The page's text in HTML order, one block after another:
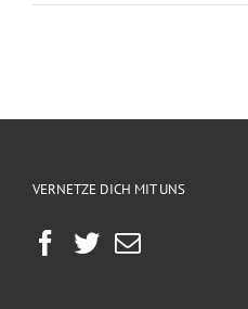
VERNETZE DICH MIT UNS